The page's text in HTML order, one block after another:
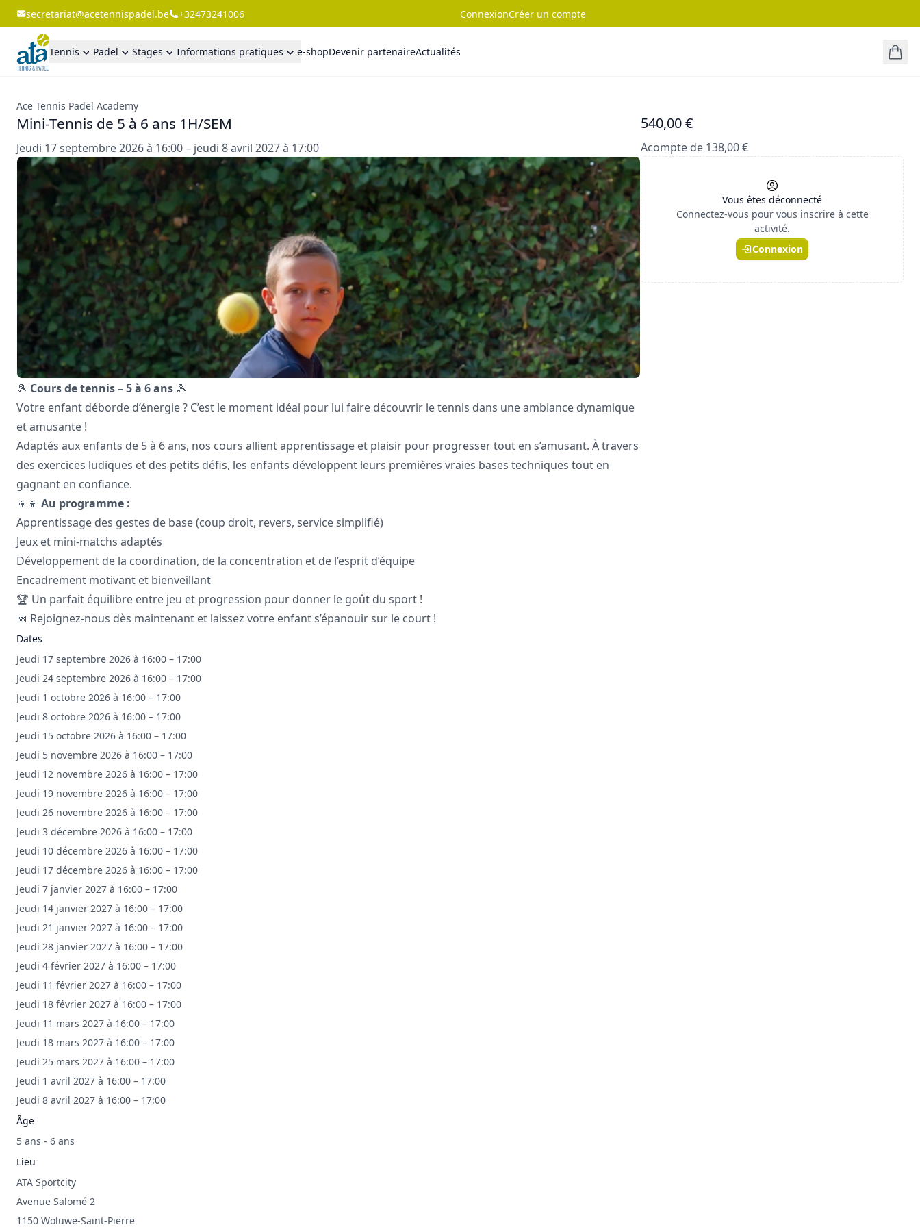
secretariat@acetennispadel.be +32473241006 ConnexionCréer un compte
Tennis Padel Stages Informations pratiques e-shopDevenir partenaireActualités
Ace Tennis Padel Academy
Mini-Tennis de 5 à 6 ans 1H/SEM
Jeudi 17 septembre 2026 à 16:00 – jeudi 8 avril 2027 à 17:00
540,00 €
Acompte de 138,00 €
🎾 Cours de tennis – 5 à 6 ans 🎾
Votre enfant déborde d’énergie ? C’est le moment idéal pour lui faire découvrir le tennis dans une ambiance dynamique
et amusante !
Adaptés aux enfants de 5 à 6 ans, nos cours allient apprentissage et plaisir pour progresser tout en s’amusant. À travers
des exercices ludiques et des petits défis, les enfants développent leurs premières vraies bases techniques tout en
gagnant en confiance.
👦👧 Au programme :
Apprentissage des gestes de base (coup droit, revers, service simplifié)
Jeux et mini-matchs adaptés
Développement de la coordination, de la concentration et de l’esprit d’équipe
Encadrement motivant et bienveillant
🏆 Un parfait équilibre entre jeu et progression pour donner le goût du sport !
📅 Rejoignez-nous dès maintenant et laissez votre enfant s’épanouir sur le court !
Dates
Jeudi 17 septembre 2026 à 16:00 – 17:00
Jeudi 24 septembre 2026 à 16:00 – 17:00
Jeudi 1 octobre 2026 à 16:00 – 17:00
Jeudi 8 octobre 2026 à 16:00 – 17:00
Jeudi 15 octobre 2026 à 16:00 – 17:00
Jeudi 5 novembre 2026 à 16:00 – 17:00
Jeudi 12 novembre 2026 à 16:00 – 17:00
Jeudi 19 novembre 2026 à 16:00 – 17:00
Jeudi 26 novembre 2026 à 16:00 – 17:00
Jeudi 3 décembre 2026 à 16:00 – 17:00
Jeudi 10 décembre 2026 à 16:00 – 17:00
Jeudi 17 décembre 2026 à 16:00 – 17:00
Jeudi 7 janvier 2027 à 16:00 – 17:00
Jeudi 14 janvier 2027 à 16:00 – 17:00
Jeudi 21 janvier 2027 à 16:00 – 17:00
Jeudi 28 janvier 2027 à 16:00 – 17:00
Jeudi 4 février 2027 à 16:00 – 17:00
Jeudi 11 février 2027 à 16:00 – 17:00
Jeudi 18 février 2027 à 16:00 – 17:00
Jeudi 11 mars 2027 à 16:00 – 17:00
Jeudi 18 mars 2027 à 16:00 – 17:00
Jeudi 25 mars 2027 à 16:00 – 17:00
Jeudi 1 avril 2027 à 16:00 – 17:00
Jeudi 8 avril 2027 à 16:00 – 17:00
Âge
5 ans - 6 ans
Lieu
ATA Sportcity
Avenue Salomé 2
1150 Woluwe-Saint-Pierre
Vous êtes déconnecté
Connectez-vous pour vous inscrire à cette
activité.
Connexion